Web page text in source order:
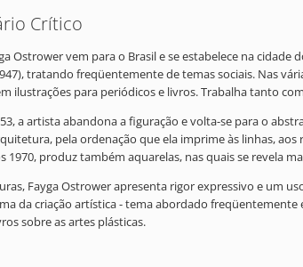
Crítico
Ostrower vem para o Brasil e se estabelece na
tratando freqüentemente de temas sociais. Nas
ilustrações para periódicos e livros. Trabalha tanto
a artista abandona a figuração e volta-se para o
pela ordenação que ela imprime às linhas,
1970, produz também aquarelas, nas quais se revela
Fayga Ostrower apresenta rigor expressivo e um
da criação artística - tema abordado
sobre as artes plásticas.